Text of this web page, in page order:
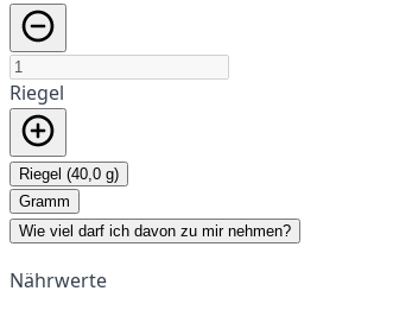
Riegel
Riegel (40,0 g)
Gramm
Wie viel darf ich davon zu mir nehmen?
Nährwerte